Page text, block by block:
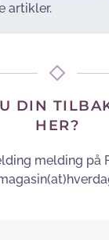
artikler.
DIN
HER?
melding på